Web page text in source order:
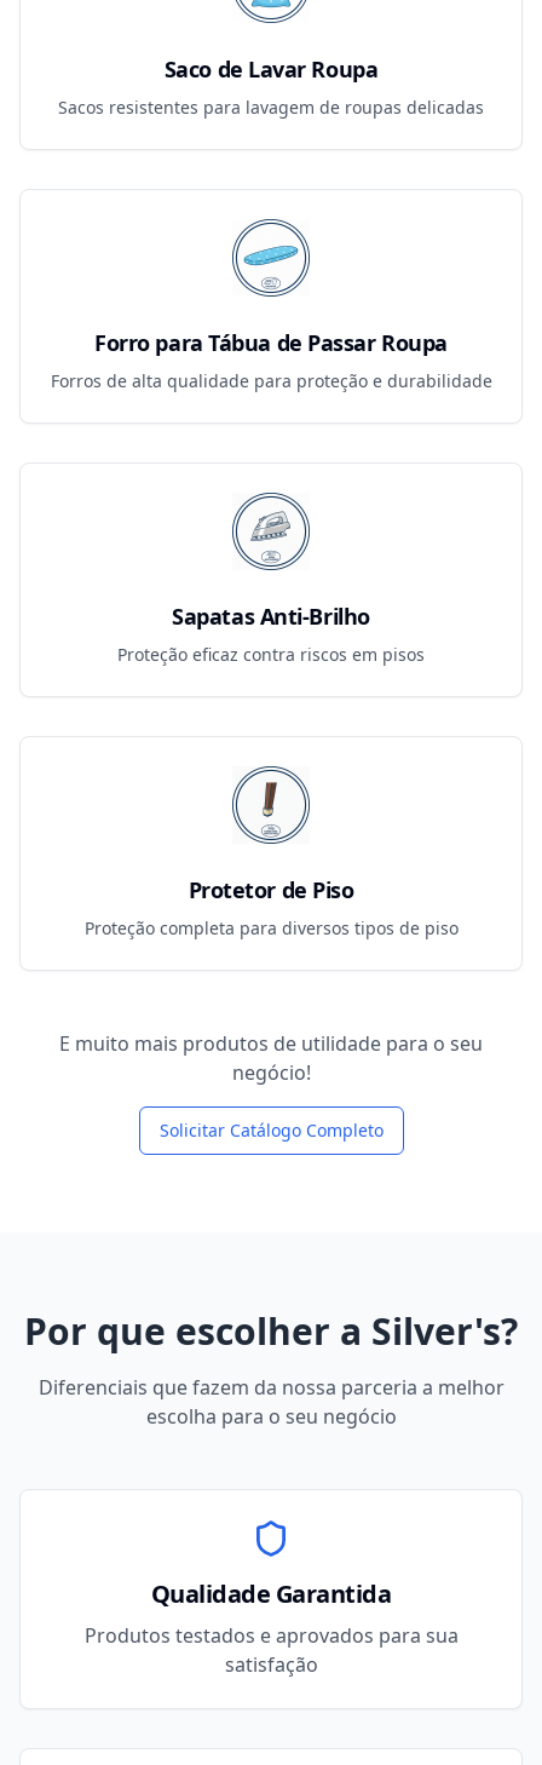
Saco de Lavar Roupa
Sacos resistentes para lavagem de roupas delicadas
Forro para Tábua de Passar Roupa
Forros de alta qualidade para proteção e durabilidade
Sapatas Anti-Brilho
Proteção eficaz contra riscos em pisos
Protetor de Piso
Proteção completa para diversos tipos de piso
E muito mais produtos de utilidade para o seu
negócio!
Solicitar Catálogo Completo
Por que escolher a Silver's?
Diferenciais que fazem da nossa parceria a melhor
escolha para o seu negócio
Qualidade Garantida
Produtos testados e aprovados para sua
satisfação